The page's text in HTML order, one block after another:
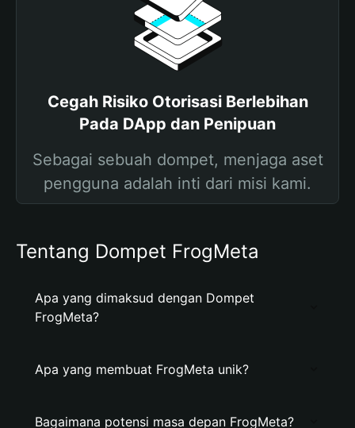
Cegah Risiko Otorisasi Berlebihan
Pada DApp dan Penipuan
Sebagai sebuah dompet, menjaga aset
pengguna adalah inti dari misi kami.
Tentang Dompet FrogMeta
Apa yang dimaksud dengan Dompet
FrogMeta?
Apa yang membuat FrogMeta unik?
Bagaimana potensi masa depan FrogMeta?